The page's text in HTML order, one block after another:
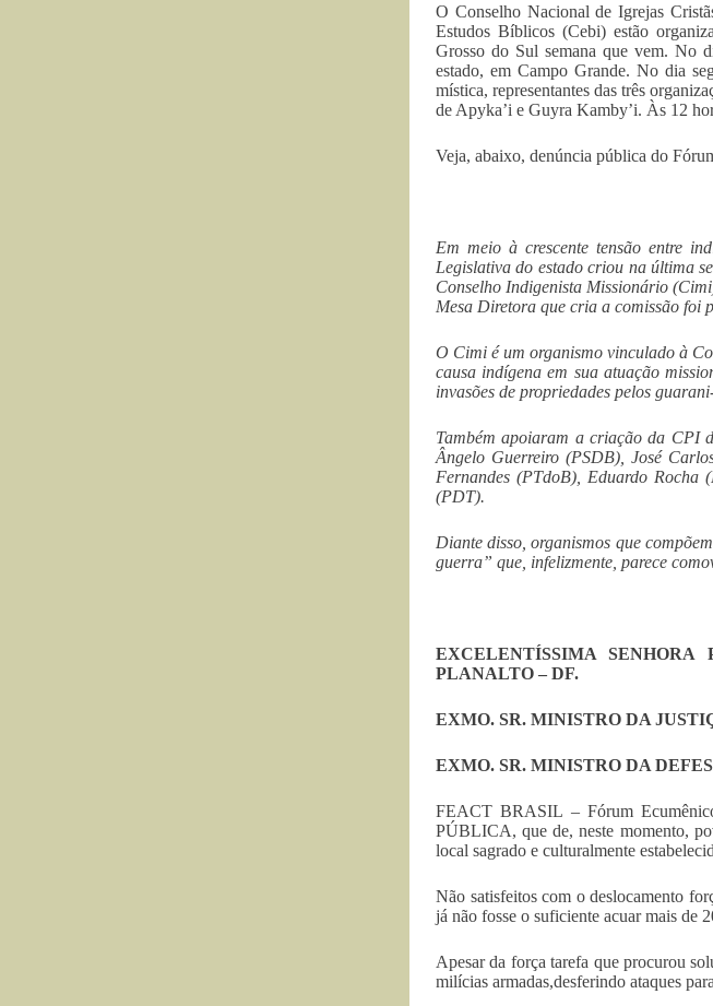
O Conselho Nacional de Igrejas
Estudos Bíblicos (Cebi) estão
Grosso do Sul semana que vem. No
estado, em Campo Grande. No dia
mística, representantes das três
de Apyka’i e Guyra Kamby’i. Às 12
Veja, abaixo, denúncia pública do
Em meio à crescente tensão entre
Legislativa do estado criou na última
Conselho Indigenista Missionário
Mesa Diretora que cria a comissão foi
O Cimi é um organismo vinculado à
causa indígena em sua atuação
invasões de propriedades pelos
Também apoiaram a criação da CPI
Ângelo Guerreiro (PSDB), José
Fernandes (PTdoB), Eduardo
(PDT).
Diante disso, organismos que
guerra” que, infelizmente, parece
EXCELENTÍSSIMA
PLANALTO – DF.
EXMO. SR. MINISTRO DA
EXMO. SR. MINISTRO DA
FEACT BRASIL – Fórum
PÚBLICA, que de, neste momento,
local sagrado e culturalmente
Não satisfeitos com o deslocamento
já não fosse o suficiente acuar mais de
Apesar da força tarefa que procurou
milícias armadas,desferindo ataques